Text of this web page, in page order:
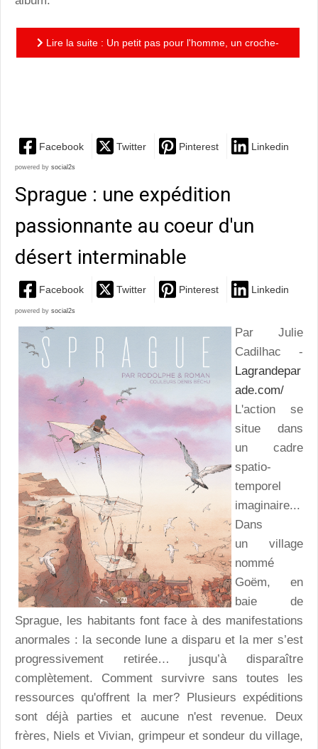
Lire la suite : Un petit pas pour l'homme, un croche-
Facebook Twitter Pinterest Linkedin
powered by social2s
Sprague : une expédition
passionnante au coeur d'un
désert interminable
Facebook Twitter Pinterest Linkedin
powered by social2s
Par Julie
Cadilhac -
Lagrandepar
ade.com/
L'action se
situe dans
un cadre
spatio-
temporel
imaginaire...
Dans
un village
nommé
Goëm, en
baie de
Sprague, les habitants font face à des manifestations
anormales : la seconde lune a disparu et la mer s’est
progressivement retirée… jusqu’à disparaître
complètement. Comment survivre sans toutes les
ressources qu'offrent la mer? Plusieurs expéditions
sont déjà parties et aucune n'est revenue. Deux
frères, Niels et Vivian, grimpeur et sondeur du village,